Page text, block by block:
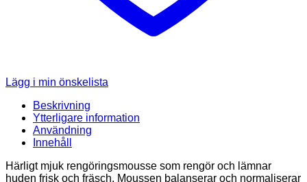
Lägg i min önskelista
Beskrivning
Ytterligare information
Användning
Innehåll
Härligt mjuk rengöringsmousse som rengör och lämnar
huden frisk och fräsch. Moussen balanserar och normaliserar